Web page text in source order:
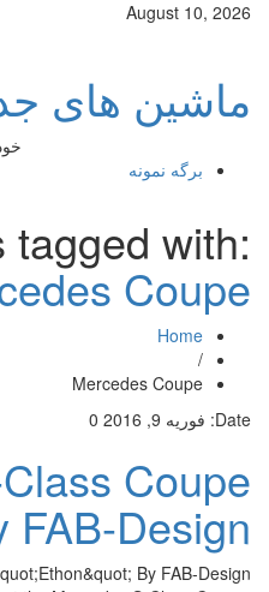
August 10, 2026
ماشین های
برگه نمونه
tagged with:
Coupe
Home
/
Mercedes Coupe
Date: فوریه 9, 2016 0
Coupe
FAB-Design
By FAB-Design